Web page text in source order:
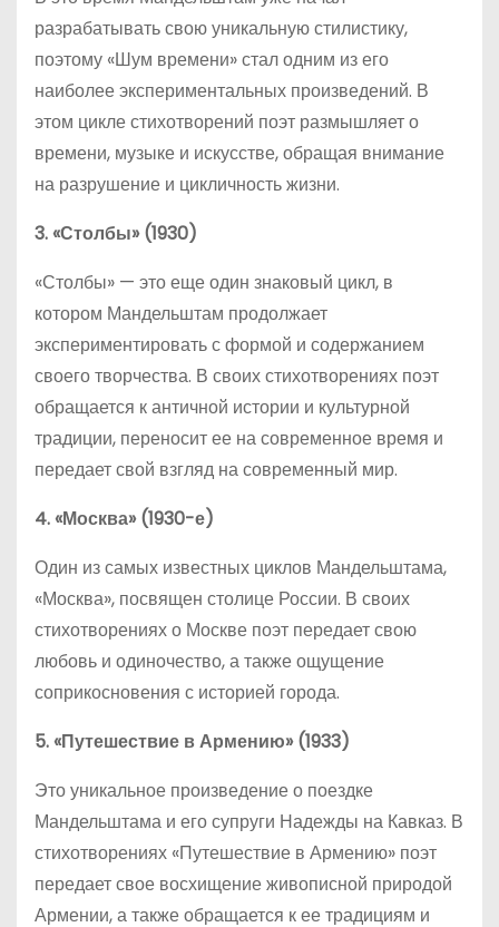
разрабатывать свою уникальную стилистику,
поэтому «Шум времени» стал одним из его
наиболее экспериментальных произведений. В
этом цикле стихотворений поэт размышляет о
времени, музыке и искусстве, обращая внимание
на разрушение и цикличность жизни.
3. «Столбы» (1930)
«Столбы» — это еще один знаковый цикл, в
котором Мандельштам продолжает
экспериментировать с формой и содержанием
своего творчества. В своих стихотворениях поэт
обращается к античной истории и культурной
традиции, переносит ее на современное время и
передает свой взгляд на современный мир.
4. «Москва» (1930-е)
Один из самых известных циклов Мандельштама,
«Москва», посвящен столице России. В своих
стихотворениях о Москве поэт передает свою
любовь и одиночество, а также ощущение
соприкосновения с историей города.
5. «Путешествие в Армению» (1933)
Это уникальное произведение о поездке
Мандельштама и его супруги Надежды на Кавказ. В
стихотворениях «Путешествие в Армению» поэт
передает свое восхищение живописной природой
Армении, а также обращается к ее традициям и